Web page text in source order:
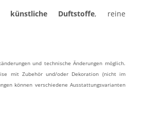
Duftstoffe, reine
und technische Änderungen möglich.
mit Zubehör und/oder Dekoration (nicht im
können verschiedene Ausstattungsvarianten